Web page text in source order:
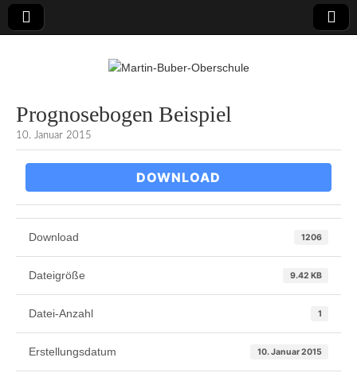
Martin-Buber-
Oberschule
Prognosebogen Beispiel
10. Januar 2015
DOWNLOAD
Download 1206
Dateigröße 9.42 KB
Datei-Anzahl 1
Erstellungsdatum 10. Januar 2015